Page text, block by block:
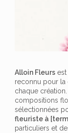
Alloin Fleurs est
reconnu pour la
chaque
compositions
sélectionnées
fleuriste à
particuliers et